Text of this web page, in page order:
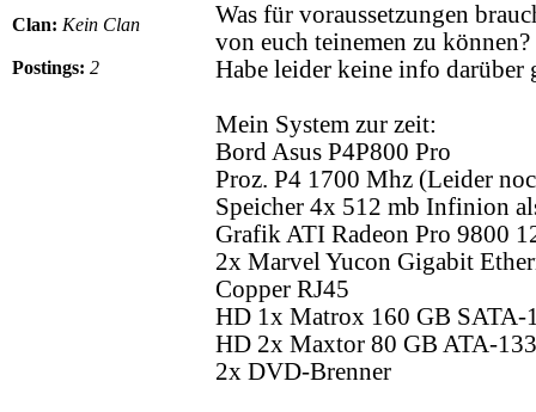
Clan: Kein Clan
Postings: 2
Was für voraussetzungen
von euch teinemen zu können?
Habe leider keine info darüber
Mein System zur zeit:
Bord Asus P4P800 Pro
Proz. P4 1700 Mhz (Leider
Speicher 4x 512 mb Infinion
Grafik ATI Radeon Pro 9800
2x Marvel Yucon Gigabit
Copper RJ45
HD 1x Matrox 160 GB SATA-
HD 2x Maxtor 80 GB ATA-133
2x DVD-Brenner